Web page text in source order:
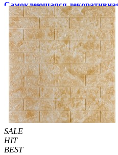
Самоклеющаяся
сакура 700x770x4мм (6234-4)
57 грн. /шт 140 грн./шт
Купить В закладки
SALE
HIT
BEST